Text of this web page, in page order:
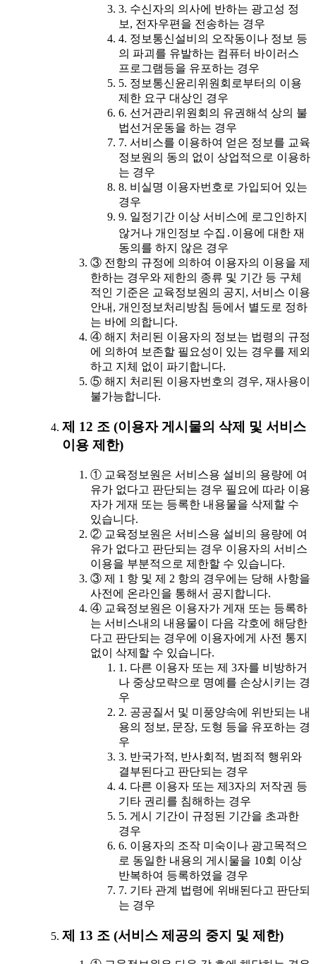
3. 수신자의 의사에 반하는 광고성 정
보, 전자우편을 전송하는 경우
4. 정보통신설비의 오작동이나 정보 등
의 파괴를 유발하는 컴퓨터 바이러스
프로그램등을 유포하는 경우
5. 정보통신윤리위원회로부터의 이용
제한 요구 대상인 경우
6. 선거관리위원회의 유권해석 상의 불
법선거운동을 하는 경우
7. 서비스를 이용하여 얻은 정보를 교육
정보원의 동의 없이 상업적으로 이용하
는 경우
8. 비실명 이용자번호로 가입되어 있는
경우
9. 일정기간 이상 서비스에 로그인하지
않거나 개인정보 수집․이용에 대한 재
동의를 하지 않은 경우
③ 전항의 규정에 의하여 이용자의 이용을 제
한하는 경우와 제한의 종류 및 기간 등 구체
적인 기준은 교육정보원의 공지, 서비스 이용
안내, 개인정보처리방침 등에서 별도로 정하
는 바에 의합니다.
④ 해지 처리된 이용자의 정보는 법령의 규정
에 의하여 보존할 필요성이 있는 경우를 제외
하고 지체 없이 파기합니다.
⑤ 해지 처리된 이용자번호의 경우, 재사용이
불가능합니다.
제 12 조 (이용자 게시물의 삭제 및 서비스
이용 제한)
① 교육정보원은 서비스용 설비의 용량에 여
유가 없다고 판단되는 경우 필요에 따라 이용
자가 게재 또는 등록한 내용물을 삭제할 수
있습니다.
② 교육정보원은 서비스용 설비의 용량에 여
유가 없다고 판단되는 경우 이용자의 서비스
이용을 부분적으로 제한할 수 있습니다.
③ 제 1 항 및 제 2 항의 경우에는 당해 사항을
사전에 온라인을 통해서 공지합니다.
④ 교육정보원은 이용자가 게재 또는 등록하
는 서비스내의 내용물이 다음 각호에 해당한
다고 판단되는 경우에 이용자에게 사전 통지
없이 삭제할 수 있습니다.
1. 다른 이용자 또는 제 3자를 비방하거
나 중상모략으로 명예를 손상시키는 경
우
2. 공공질서 및 미풍양속에 위반되는 내
용의 정보, 문장, 도형 등을 유포하는 경
우
3. 반국가적, 반사회적, 범죄적 행위와
결부된다고 판단되는 경우
4. 다른 이용자 또는 제3자의 저작권 등
기타 권리를 침해하는 경우
5. 게시 기간이 규정된 기간을 초과한
경우
6. 이용자의 조작 미숙이나 광고목적으
로 동일한 내용의 게시물을 10회 이상
반복하여 등록하였을 경우
7. 기타 관계 법령에 위배된다고 판단되
는 경우
제 13 조 (서비스 제공의 중지 및 제한)